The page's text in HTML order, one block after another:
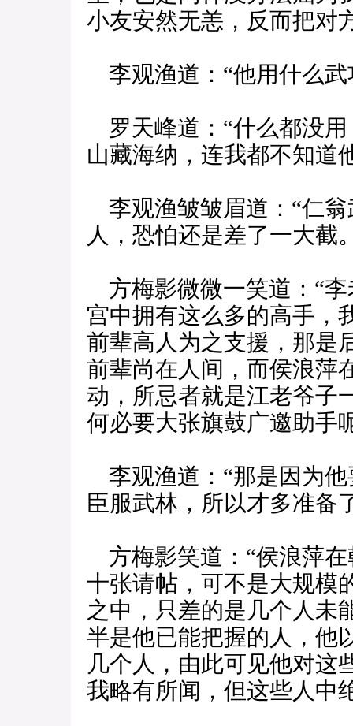
小友安然无恙，反而把对
李观渔道：“他用什么武
罗天峰道：“什么都没
山藏海纳，连我都不知道
李观渔皱皱眉道：“仁
人，恐怕还是差了一大截
方梅影微微一笑道：“
宫中拥有这么多的高手，
前辈高人为之支援，那是
前辈尚在人间，而侯浪萍
动，所忌者就是江老爷子
何必要大张旗鼓广邀助手
李观渔道：“那是因为
臣服武林，所以才多准备
方梅影笑道：“侯浪萍
十张请帖，可不是大规模
之中，只差的是几个人未
半是他已能把握的人，他
几个人，由此可见他对
我略有所闻，但这些人中